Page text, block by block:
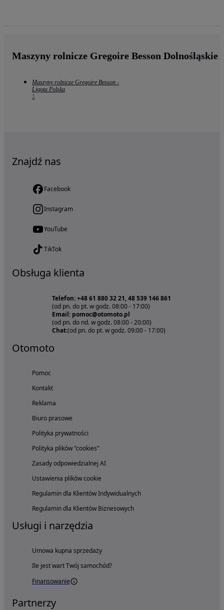
Maszyny rolnicze Gregoire Besson Dolnośląskie
Maszyny rolnicze Gregoire Besson -
Ligota Polska
1
Znajdź nas
Facebook
Instagram
YouTube
TikTok
Obsługa klienta
Telefon: +48 61 880 32 21, 48 539 146 861
(od pn. do pt. w godz. 08:00 - 17:00)
Email: pomoc@otomoto.pl
(od pn. do nd. w godz. 08:00 - 20:00)
Chat:(od pn. do pt. w godz. 09:00 - 17:00)
Otomoto
Pomoc
Kontakt
Reklama
Biuro prasowe
Polityka prywatności
Polityka plików "cookies"
Zasady odpowiedzialnej AI
Ustawienia plików cookie
Regulamin dla Klientów Indywidualnych
Regulamin dla Klientów Biznesowych
Usługi i narzędzia
Umowa kupna sprzedaży
Ile jest wart Twój samochód?
Finansowanie
Partnerzy